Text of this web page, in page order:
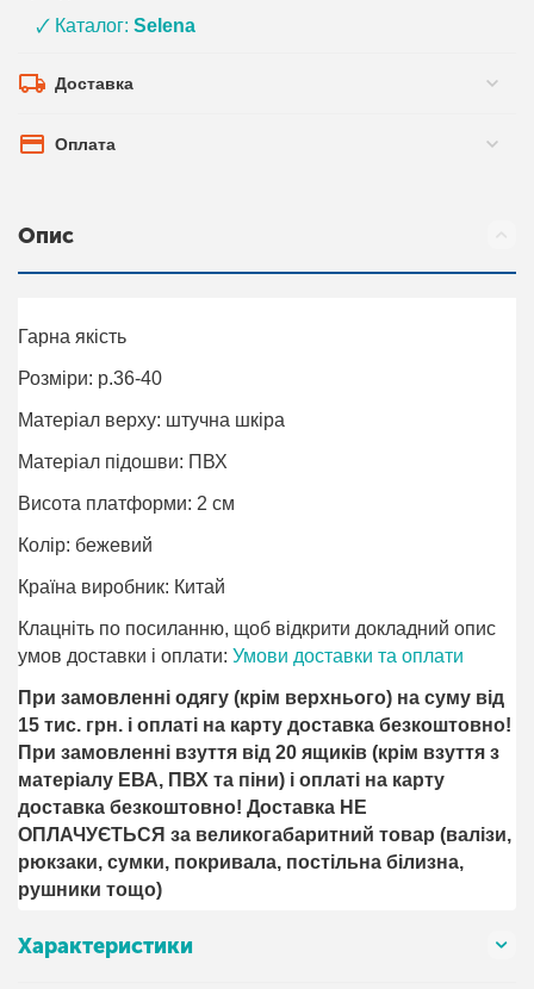
🗸 Каталог:Selena
Доставка
Оплата
Опис
Гарна якість
Розміри: р.36-40
Матеріал верху: штучна шкіра
Матеріал підошви: ПВХ
Висота платформи: 2 см
Колір: бежевий
Країна виробник: Китай
Клацніть по посиланню, щоб відкрити докладний опис
умов доставки і оплати:Умови доставки та оплати
При замовленні одягу (крім верхнього) на суму від
15 тис. грн. і оплаті на карту доставка безкоштовно!
При замовленні взуття від 20 ящиків (крім взуття з
матеріалу ЕВА, ПВХ та піни) і оплаті на карту
доставка безкоштовно! Доставка НЕ ​​
ОПЛАЧУЄТЬСЯ за великогабаритний товар (валізи,
рюкзаки, сумки, покривала, постільна білизна,
рушники тощо)
Характеристики